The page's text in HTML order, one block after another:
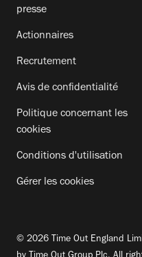
presse
Actionnaires
Recrutement
Avis de confidentialité
Politique concernant les
cookies
Conditions d'utilisation
Gérer les cookies
© 2026 Time Out England